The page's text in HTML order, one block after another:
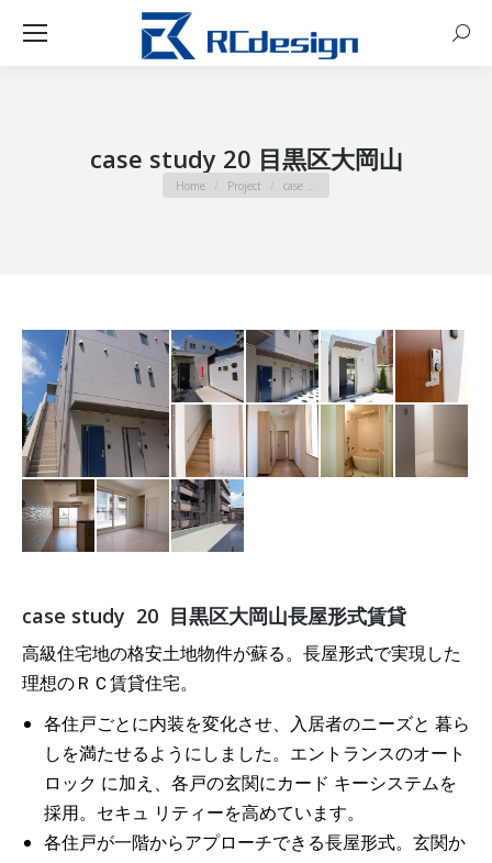
case study 20 目黒区大岡山
You are here:
Home Project case …
case study 20 目黒区大岡山長屋形式賃貸
高級住宅地の格安土地物件が蘇る。長屋形式で実現した
理想のＲＣ賃貸住宅。
各住戸ごとに内装を変化させ、入居者のニーズと 暮ら
しを満たせるようにしました。エントランスのオート
ロック に加え、各戸の玄関にカード キーシステムを
採用。セキュ リティーを高めています。
各住戸が一階からアプローチできる長屋形式。玄関か